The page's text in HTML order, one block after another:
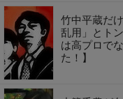
竹中平蔵だ
乱用」とト
は高プロで
た！】